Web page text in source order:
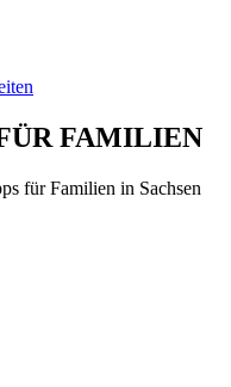
FAMILIEN
für Familien in Sachsen